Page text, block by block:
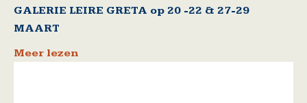
GALERIE LEIRE GRETA op 20 -22 & 27-29
MAART
Meer lezen